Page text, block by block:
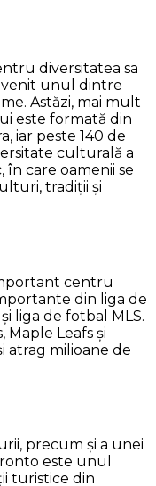
diversitatea sa
unul dintre
Astăzi, mai mult
este formată din
iar peste 140 de
culturală a
care oamenii se
tradiții și
centru
din liga de
liga de fotbal MLS.
Maple Leafs și
atrag milioane de
precum și a unei
este unul
turistice din